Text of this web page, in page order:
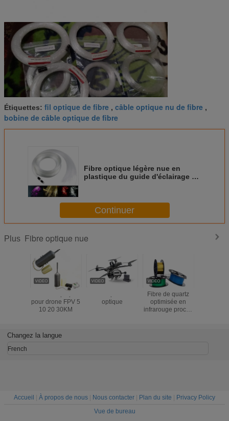
Étiquettes: fil optique de fibre , câble optique nu de fibre ,
bobine de câble optique de fibre
Fibre optique légère nue en
plastique du guide d'éclairage de
Continuer
Plus Fibre optique nue
pour drone FPV 5
10 20 30KM
optique
Fibre de quartz
optimisée en
infrarouge proche
Changez la langue
French
Accueil À propos de nous Nous contacter Plan du site
Privacy Policy
Vue de bureau